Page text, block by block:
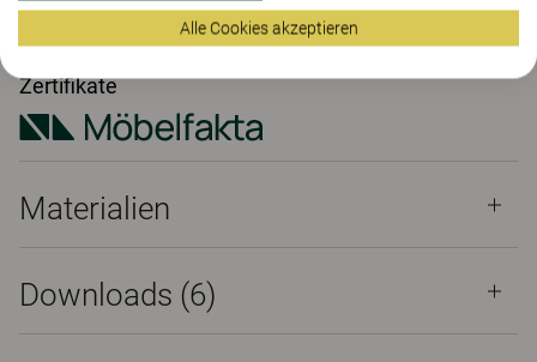
Downloads (6) The Better Effect Index (2.13)
Zertifikate
Materialien
Downloads (6)
Alle Cookies akzeptieren